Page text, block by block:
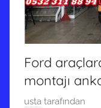
Ford
montajı
2
usta tarafından